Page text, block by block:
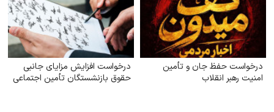
درخواست حفظ جان و تأمین
امنیت رهبر انقلاب
درخواست افزایش مزایای جانبی
حقوق بازنشستگان تأمین اجتماعی